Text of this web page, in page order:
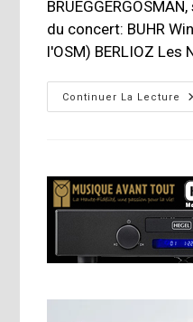
du concert: BUHR
l'OSM) BERLIOZ Les
Continuer La Lecture